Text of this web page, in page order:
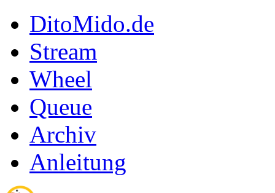
DitoMido.de
Stream
Wheel
Queue
Archiv
Anleitung